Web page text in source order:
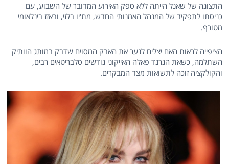
התצוגה של שאנל הייתה ללא ספק האירוע המדובר של השבוע, עם
כניסתו לתפקיד של המנהל האמנותי החדש, מת'יו בלזי, ובאזז בינלאומי
מטורף.
הציפייה לראות האם יצליח לנער את האבק המסוים שדבק במותג הוותיק
השתלמה, כשאת הגרנד פאלה האייקוני גודשים סלבריטאים רבים,
והקולקציה זוכה לתשואות מצד המבקרים.